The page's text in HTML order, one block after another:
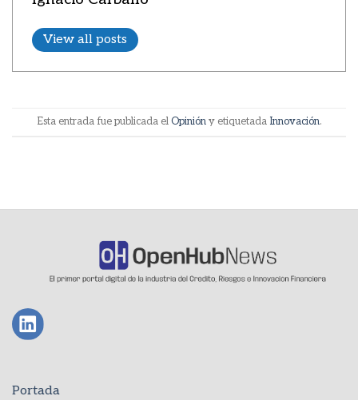
View all posts
Esta entrada fue publicada elOpinióny etiquetada Innovación.
Portada